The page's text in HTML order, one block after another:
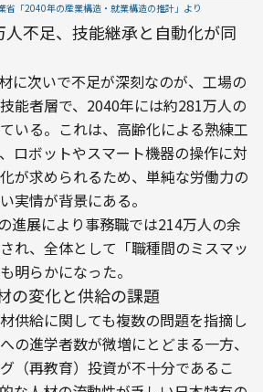
省「2040年の産業構造・就業構造の推計」より
不足、技能継承と自動化が同
に次いで不足が深刻なのが、工場の
能者層で、2040年には約281万人の
いる。これは、高齢化による熟練工
ロボットやスマート機器の操作に対
が求められるため、単純な労働力の
実情が背景にある。
進展により事務職では214万人の余
れ、全体として「職種間のミスマッ
明らかになった。
の変化と供給の課題
供給に関しても複数の問題を指摘し
の進学者数が微増にとどまる一方、
（再教育）投資が不十分であるこ